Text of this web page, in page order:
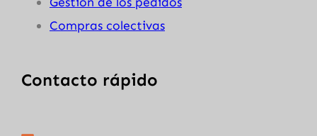
Compras colectivas
Contacto rápido